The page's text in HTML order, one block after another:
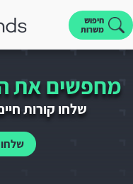
חיפוש
משרות
מחפשים את
שלחו קורות
שלחו